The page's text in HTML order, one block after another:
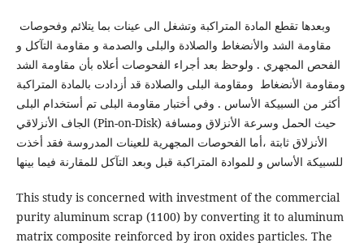
مقاومة الشد والأنضغاط والصلادة والبلى والصدمة و مقاومة التآكل و
الفحص المجهري . ولوحظ بعد أجراء الفحوصات أعلاه بأن مقاومة الشد
ومقاومة الأنضغاط ومقاومة البلى والصلادة قد أزدادت بالمادة المتراكبة
أكثر من السبيكة الأساس . وفي أختبار مقاومة البلى تم أستخدام البلى
الجاف الأنزلاقي (Pin-on-Disk) حيث الحمل وسرعة الأنزلاق ومسافة
الأنزلاق ثابتة ،أما الفحوصات المجهرية للعينات المدروسة فقد أخذت
This study is concerned with investment of the commercial
purity aluminum scrap (1100) by converting it to aluminum
matrix composite reinforced by iron oxides particles. The